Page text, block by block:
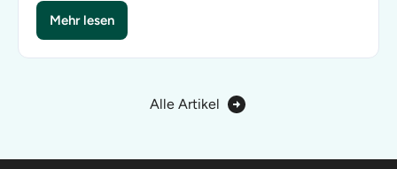
Mehr lesen
Wie viel kostet die Erstellung eines Onlineshops?
Alle Artikel